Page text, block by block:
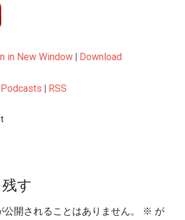
in New Window | Download
| RSS
す
開されることはありません。 ※ が